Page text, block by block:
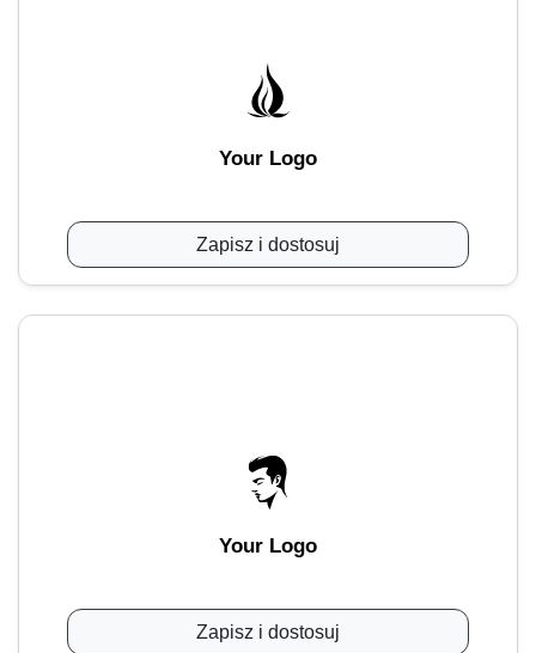
Your Logo
Zapisz i dostosuj
Your Logo
Zapisz i dostosuj